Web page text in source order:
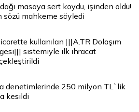
masaya sert koydu, işinden oldu!
sözü mahkeme söyledi
kullanılan |||A.TR Dolaşım
sistemiyle ilk ihracat
denetimlerinde 250 milyon TL`lik
kesildi